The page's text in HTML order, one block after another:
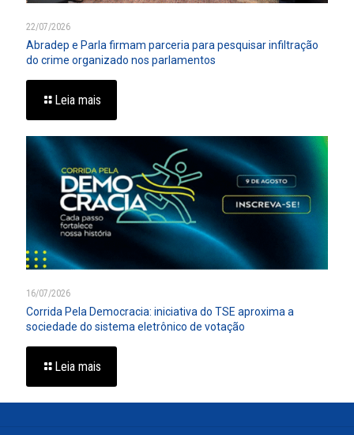
22/07/2026
Abradep e Parla firmam parceria para pesquisar infiltração
do crime organizado nos parlamentos
Leia mais
16/07/2026
Corrida Pela Democracia: iniciativa do TSE aproxima a
sociedade do sistema eletrônico de votação
Leia mais